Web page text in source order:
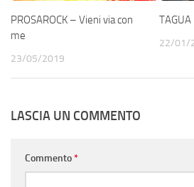
PROSAROCK – Vieni via con
me
23/05/2019
22/01/
LASCIA UN COMMENTO
Commento*